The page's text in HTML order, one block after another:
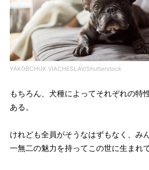
YAKOBCHUK VIACHESLAV/Shutterstock
もちろん、犬種によってそれぞれの特
ある。
けれども全員がそうなはずもなく、み
一無二の魅力を持ってこの世に生まれ